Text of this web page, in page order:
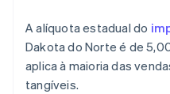
A alíquota estadual do
Dakota do Norte é de
aplica à maioria das
tangíveis.